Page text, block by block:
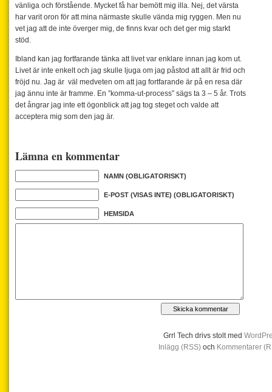
vänliga och förstående. Mycket få har bemött mig illa. Nej, det värsta
har varit oron för att mina närmaste skulle vända mig ryggen. Men nu
vet jag att de inte överger mig, de finns kvar och det ger mig starkt
stöd.
Ibland kan jag fortfarande tänka att livet var enklare innan jag kom ut.
Livet är inte enkelt och jag skulle ljuga om jag påstod att allt är frid och
fröjd nu. Jag är väl medveten om att jag fortfarande är på en resa där
jag ännu inte är framme. En ”komma-ut-process” sägs ta 3 – 5 år. Trots
det ångrar jag inte ett ögonblick att jag tog steget och valde att
acceptera mig som den jag är.
Lämna en kommentar
NAMN (OBLIGATORISKT)
E-POST (VISAS INTE) (OBLIGATORISKT)
HEMSIDA
Grrl Tech drivs stolt med
Inlägg (RSS)och Kommentarer